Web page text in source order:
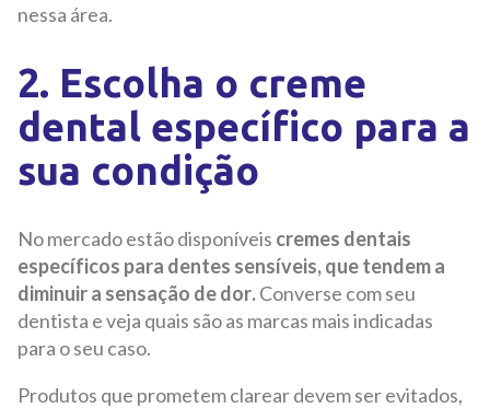
nessa área.
2. Escolha o creme
dental específico para a
sua condição
No mercado estão disponíveis cremes dentais
específicos para dentes sensíveis, que tendem a
diminuir a sensação de dor.Converse com seu
dentista e veja quais são as marcas mais indicadas
para o seu caso.
Produtos que prometem clarear devem ser evitados,